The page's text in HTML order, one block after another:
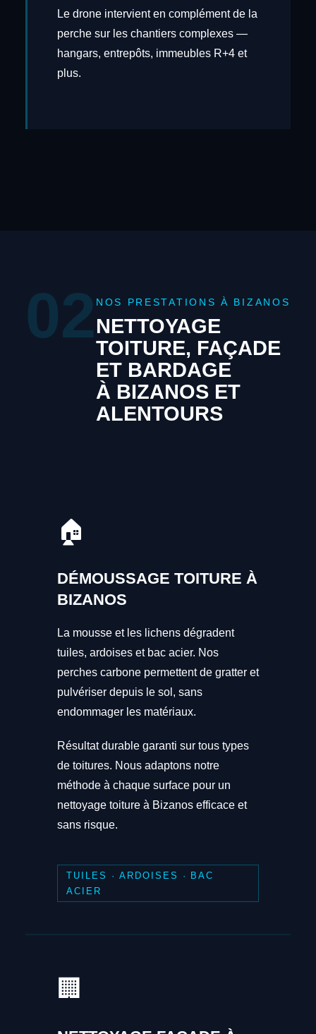
Le drone intervient en complément de la
perche sur les chantiers complexes —
hangars, entrepôts, immeubles R+4 et
plus.
02 NOS PRESTATIONS À BIZANOS
NETTOYAGE
TOITURE, FAÇADE
ET BARDAGE
À BIZANOS ET
ALENTOURS
🏠
DÉMOUSSAGE TOITURE À
BIZANOS
La mousse et les lichens dégradent
tuiles, ardoises et bac acier. Nos
perches carbone permettent de gratter et
pulvériser depuis le sol, sans
endommager les matériaux.
Résultat durable garanti sur tous types
de toitures. Nous adaptons notre
méthode à chaque surface pour un
nettoyage toiture à Bizanos efficace et
sans risque.
TUILES · ARDOISES · BAC
ACIER
🏢